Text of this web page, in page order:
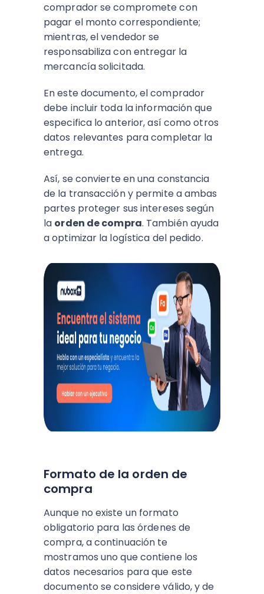
comprador se compromete con
pagar el monto correspondiente;
mientras, el vendedor se
responsabiliza con entregar la
mercancía solicitada.
En este documento, el comprador
debe incluir toda la información que
especifica lo anterior, así como otros
datos relevantes para completar la
entrega.
Así, se convierte en una constancia
de la transacción y permite a ambas
partes proteger sus intereses según
la orden de compra. También ayuda
a optimizar la logística del pedido.
Formato de la orden de
compra
Aunque no existe un formato
obligatorio para las órdenes de
compra, a continuación te
mostramos uno que contiene los
datos necesarios para que este
documento se considere válido, y de